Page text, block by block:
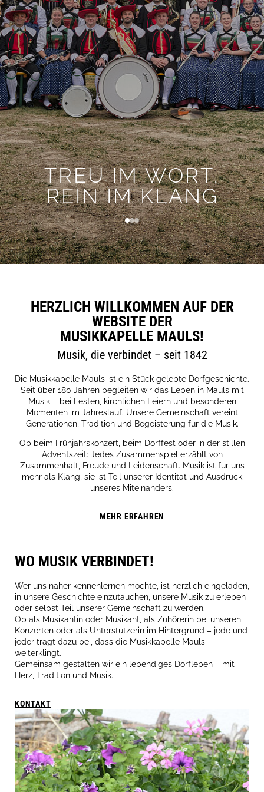
TREU IM WORT,
REIN IM KLANG
HERZLICH WILLKOMMEN AUF DER
WEBSITE DER
MUSIKKAPELLE MAULS!
Musik, die verbindet – seit 1842
Die Musikkapelle Mauls ist ein Stück gelebte Dorfgeschichte.
Seit über 180 Jahren begleiten wir das Leben in Mauls mit
Musik – bei Festen, kirchlichen Feiern und besonderen
Momenten im Jahreslauf. Unsere Gemeinschaft vereint
Generationen, Tradition und Begeisterung für die Musik.
Ob beim Frühjahrskonzert, beim Dorffest oder in der stillen
Adventszeit: Jedes Zusammenspiel erzählt von
Zusammenhalt, Freude und Leidenschaft. Musik ist für uns
mehr als Klang, sie ist Teil unserer Identität und Ausdruck
unseres Miteinanders.
MEHR ERFAHREN
WO MUSIK VERBINDET!
Wer uns näher kennenlernen möchte, ist herzlich eingeladen,
in unsere Geschichte einzutauchen, unsere Musik zu erleben
oder selbst Teil unserer Gemeinschaft zu werden.
Ob als Musikantin oder Musikant, als Zuhörerin bei unseren
Konzerten oder als Unterstützerin im Hintergrund – jede und
jeder trägt dazu bei, dass die Musikkapelle Mauls
weiterklingt.
Gemeinsam gestalten wir ein lebendiges Dorfleben – mit
Herz, Tradition und Musik.
KONTAKT